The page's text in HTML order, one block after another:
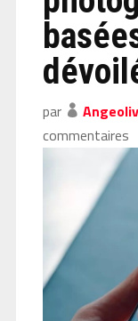
par
commentaires